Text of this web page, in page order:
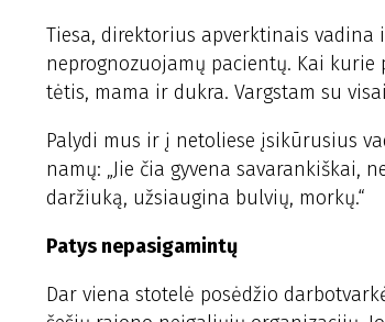
Tiesa, direktorius apverktinais
neprognozuojamų pacientų. Kai
tėtis, mama ir dukra. Vargstam su
Palydi mus ir į netoliese įsikūrusius
namų: „Jie čia gyvena savarankiškai,
daržiuką, užsiaugina bulvių, morkų.“
Patys nepasigamintų
Dar viena stotelė posėdžio